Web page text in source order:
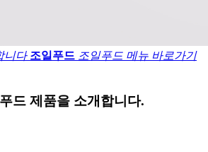
니다 조일푸드 조일푸드 메뉴 바로가기
드 제품을 소개합니다.